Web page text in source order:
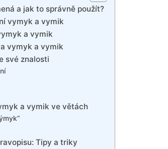
a jak to správně použít?
vymyk a vymik
a vymik
vymyk a vymik
své znalosti
a vymik ve větách
Tipy a triky